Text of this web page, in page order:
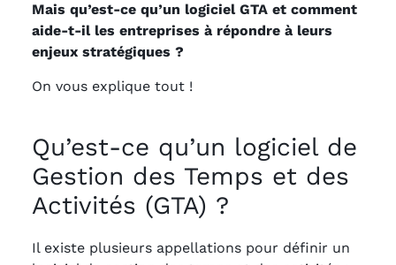
Mais qu’est-ce qu’un logiciel GTA et comment
aide-t-il les entreprises à répondre à leurs
enjeux stratégiques ?
On vous explique tout !
Qu’est-ce qu’un logiciel de
Gestion des Temps et des
Activités (GTA) ?
Il existe plusieurs appellations pour définir un